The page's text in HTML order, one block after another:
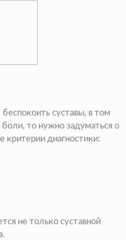
суставы, в том
то нужно задуматься о
критерии диагностики:
не только суставной